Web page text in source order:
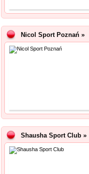
Nicol Sport Poznań »
Shausha Sport Club »